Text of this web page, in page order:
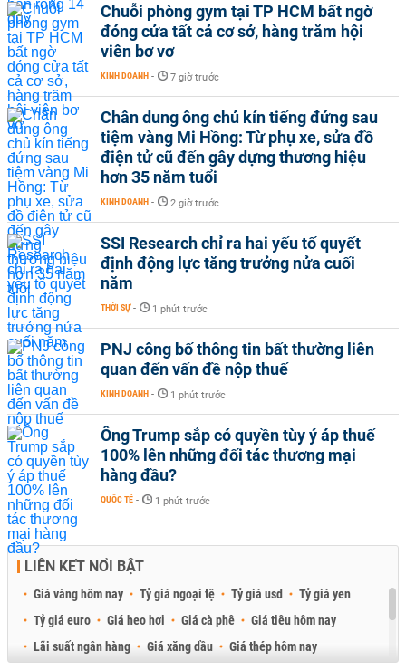
Chuỗi phòng gym tại TP HCM bất ngờ
đóng cửa tất cả cơ sở, hàng trăm hội
viên bơ vơ
KINH DOANH - 7 giờ trước
Chân dung ông chủ kín tiếng đứng sau
tiệm vàng Mi Hồng: Từ phụ xe, sửa đồ
điện tử cũ đến gây dựng thương hiệu
hơn 35 năm tuổi
KINH DOANH - 2 giờ trước
SSI Research chỉ ra hai yếu tố quyết
định động lực tăng trưởng nửa cuối
năm
THỜI SỰ - 1 phút trước
PNJ công bố thông tin bất thường liên
quan đến vấn đề nộp thuế
KINH DOANH - 1 phút trước
Ông Trump sắp có quyền tùy ý áp thuế
100% lên những đối tác thương mại
hàng đầu?
QUỐC TẾ - 1 phút trước
LIÊN KẾT NỔI BẬT
Giá vàng hôm nay Tỷ giá ngoại tệ Tỷ giá usd
Tỷ giá yen
Tỷ giá euro
Giá heo hơi Giá cà phê
Giá tiêu hôm nay
Lãi suất ngân hàng
Giá xăng dầu
Giá thép hôm nay